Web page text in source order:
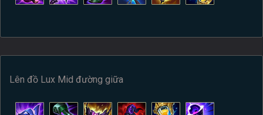
Lên đồ Lux Mid đường giữa